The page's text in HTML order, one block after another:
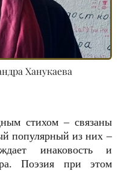
Ханукаева
стихом – связаны
популярный из них –
инаковость и
Поэзия при этом